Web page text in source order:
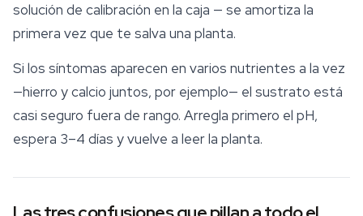
solución de calibración en la caja — se amortiza la
primera vez que te salva una planta.
Si los síntomas aparecen en varios nutrientes a la vez
—hierro y calcio juntos, por ejemplo— el sustrato está
casi seguro fuera de rango. Arregla primero el pH,
espera 3–4 días y vuelve a leer la planta.